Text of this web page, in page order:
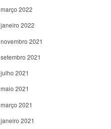
março 2022
janeiro 2022
novembro 2021
setembro 2021
julho 2021
maio 2021
março 2021
janeiro 2021